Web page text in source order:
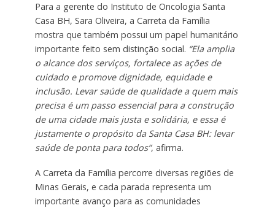
Para a gerente do Instituto de Oncologia Santa
Casa BH, Sara Oliveira, a Carreta da Família
mostra que também possui um papel humanitário
importante feito sem distinção social. “Ela amplia
o alcance dos serviços, fortalece as ações de
cuidado e promove dignidade, equidade e
inclusão. Levar saúde de qualidade a quem mais
precisa é um passo essencial para a construção
de uma cidade mais justa e solidária, e essa é
justamente o propósito da Santa Casa BH: levar
saúde de ponta para todos”, afirma.
A Carreta da Família percorre diversas regiões de
Minas Gerais, e cada parada representa um
importante avanço para as comunidades